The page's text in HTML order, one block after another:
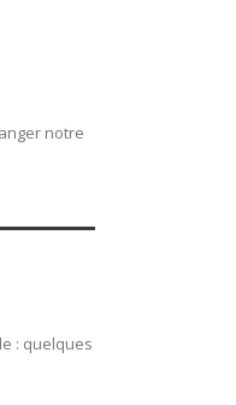
notre
: quelques